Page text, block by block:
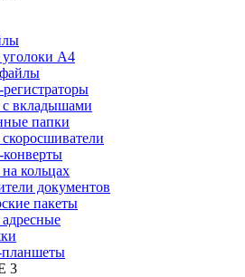
А4
вкладышами
папки
кольцах
документов
пакеты
3